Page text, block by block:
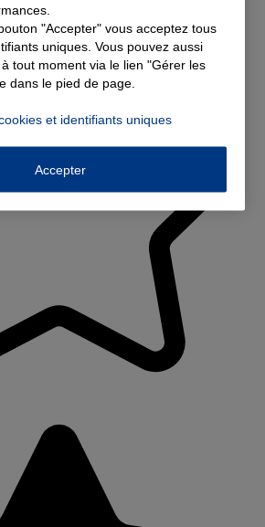
"Accepter" vous acceptez tous
uniques. Vous pouvez aussi
tout moment via le lien "Gérer les
dans le pied de page.
et identifiants uniques
Accepter